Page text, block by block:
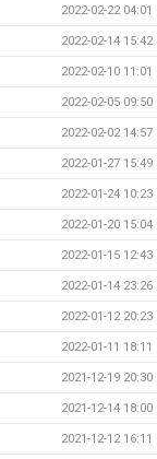
2022-02-22 04:01
2022-02-14 15:42
2022-02-10 11:01
2022-02-05 09:50
2022-02-02 14:57
2022-01-27 15:49
2022-01-24 10:23
2022-01-20 15:04
2022-01-15 12:43
2022-01-14 23:26
2022-01-12 20:23
2022-01-11 18:11
2021-12-19 20:30
2021-12-14 18:00
2021-12-12 16:11